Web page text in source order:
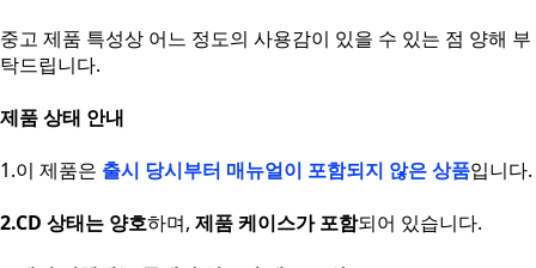
중고 제품 특성상 어느 정도의 사용감이 있을 수 있는 점 양해 부
탁드립니다.
제품 상태 안내
1.이 제품은 출시 당시부터 매뉴얼이 포함되지 않은 상품입니다.
2.CD 상태는 양호하며, 제품 케이스가 포함되어 있습니다.